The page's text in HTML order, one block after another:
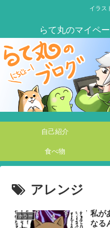
イラス
自己紹介
食べ物
アレンジ
ホラー
私が
なる